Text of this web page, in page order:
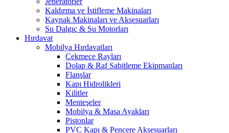
Kaldırma ve İstifleme Makinaları
Kaynak Makinaları ve Aksesuarları
Su Dalgıç & Su Motorları
Hırdavat
Mobilya Hırdavatları
Çekmece Rayları
Dolap & Raf Sabitleme Ekipmanları
Flanşlar
Kapı Hidrolikleri
Kilitler
Menteşeler
Mobilya & Masa Ayakları
Pistonlar
PVC Kapı & Pencere Aksesuarları